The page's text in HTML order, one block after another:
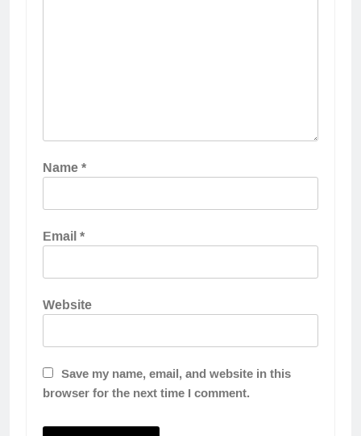
Name*
Email*
Website
Save my name, email, and website in this
browser for the next time I comment.